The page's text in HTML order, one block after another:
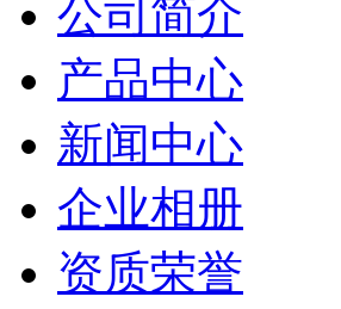
公司简介
产品中心
新闻中心
企业相册
资质荣誉